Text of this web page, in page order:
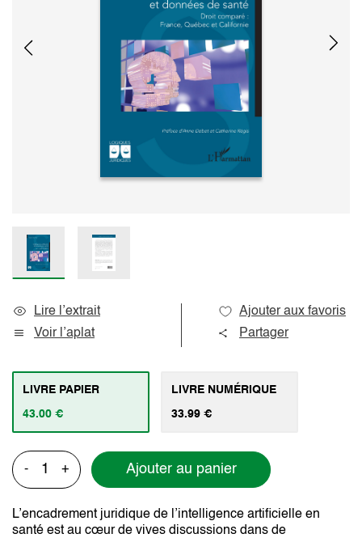
Lire l’extrait
Voir l’aplat
Ajouter aux favoris
Partager
LIVRE PAPIER
43.00 €
LIVRE NUMÉRIQUE
33.99 €
- + Ajouter au panier
L’encadrement juridique de l’intelligence artificielle en
santé est au cœur de vives discussions dans de